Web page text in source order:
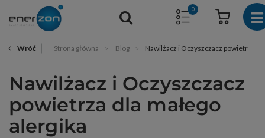
0
Wróć Strona główna Blog Nawilżacz i Oczyszczacz powietrza
Nawilżacz i Oczyszczacz
powietrza dla małego
alergika